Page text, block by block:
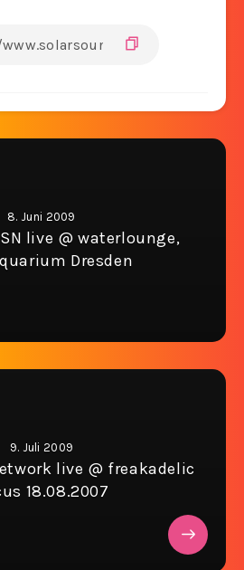
8. Juni 2009
live @ waterlounge,
Dresden
9. Juli 2009
live @ freakadelic
18.08.2007